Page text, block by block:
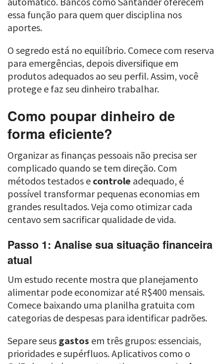
essa função para quem quer disciplina nos
aportes.
O segredo está no equilíbrio. Comece com reserva
para emergências, depois diversifique em
produtos adequados ao seu perfil. Assim, você
protege e faz seu dinheiro trabalhar.
Como poupar dinheiro de
forma eficiente?
Organizar as finanças pessoais não precisa ser
complicado quando se tem direção. Com
métodos testados e controle adequado, é
possível transformar pequenas economias em
grandes resultados. Veja como otimizar cada
centavo sem sacrificar qualidade de vida.
Passo 1: Analise sua situação financeira
atual
Um estudo recente mostra que planejamento
alimentar pode economizar até R$400 mensais.
Comece baixando uma planilha gratuita com
categorias de despesas para identificar padrões.
Separe seus gastos em três grupos: essenciais,
prioridades e supérfluos. Aplicativos como o